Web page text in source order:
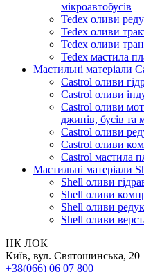
мікроавтобусів
Tedex оливи
Tedex оливи
Tedex оливи
Tedex мастила
Мастильні матеріали
Castrol оливи
Castrol оливи
Castrol оливи
джипів, бусів та
Castrol оливи
Castrol оливи
Castrol мастила
Мастильні матеріали
Shell оливи
Shell оливи
Shell оливи
Shell оливи
НК ЛОК
Київ, вул. Святошинська, 20
+38(066) 06 07 800